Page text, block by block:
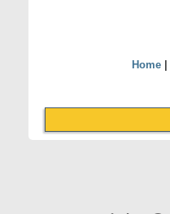
Home|